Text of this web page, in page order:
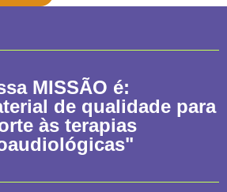
MISSÃO é:
de qualidade para
às terapias